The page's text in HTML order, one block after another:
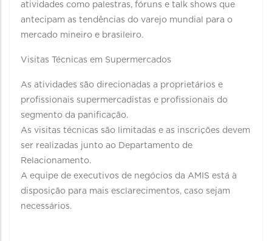
atividades como palestras, fóruns e talk shows que
antecipam as tendências do varejo mundial para o
mercado mineiro e brasileiro.
Visitas Técnicas em Supermercados
As atividades são direcionadas a proprietários e
profissionais supermercadistas e profissionais do
segmento da panificação.
As visitas técnicas são limitadas e as inscrições devem
ser realizadas junto ao Departamento de
Relacionamento.
A equipe de executivos de negócios da AMIS está à
disposição para mais esclarecimentos, caso sejam
necessários.